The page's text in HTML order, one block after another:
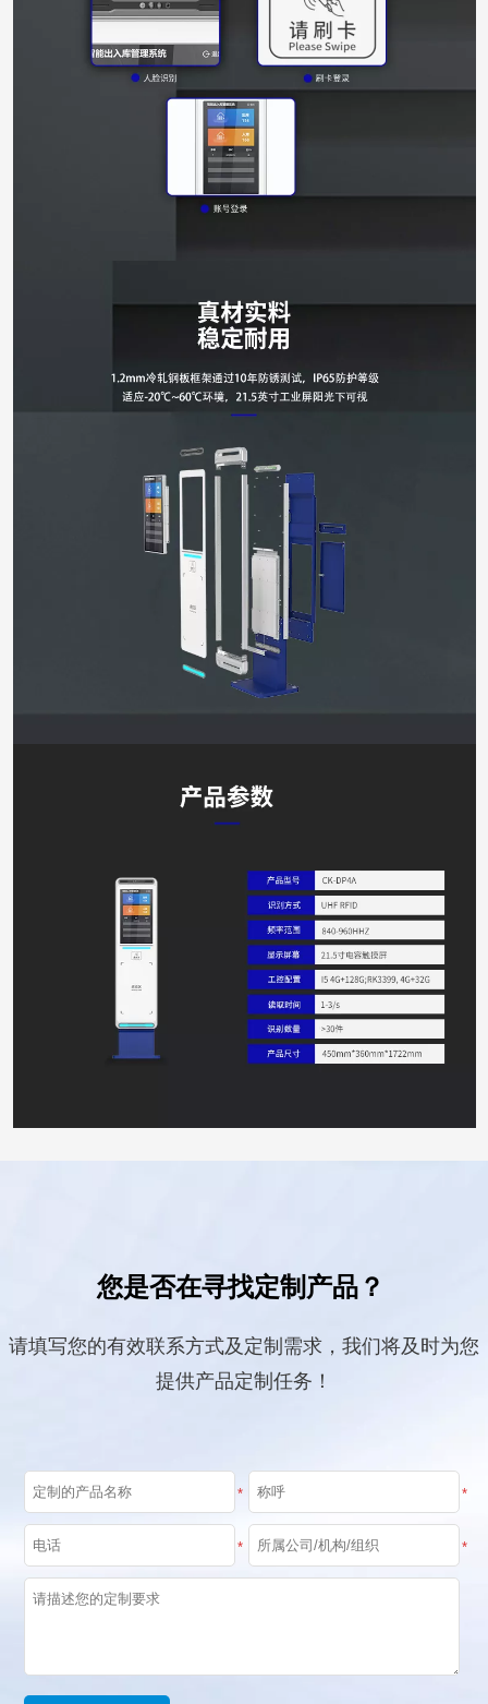
您是否在寻找定制产品？
请填写您的有效联系方式及定制需求，我们将及时为您
提供产品定制任务！
* *
* *